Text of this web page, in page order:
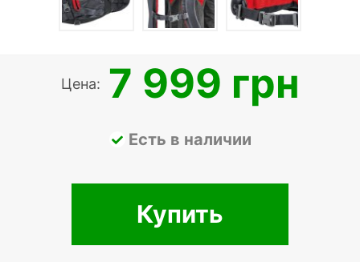
Цена: 7 999 грн
Есть в наличии
Купить